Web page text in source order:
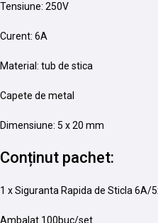
Tensiune: 250V
Curent: 6A
Material: tub de stica
Capete de metal
Dimensiune: 5 x 20 mm
Conținut pachet:
1 x Siguranta Rapida de Sticla 6A/
Ambalat 100buc/set